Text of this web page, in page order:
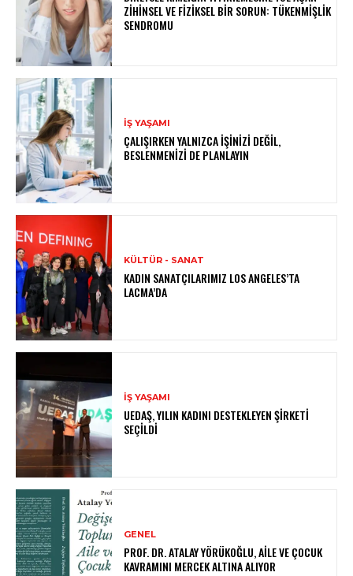
ZIHINSEL VE FIZIKSEL BIR SORUN: TÜKENMIŞLIK
SENDROMU
İŞ YAŞAMI
ÇALIŞIRKEN YALNIZCA İŞINIZI DEĞIL,
BESLENMENIZI DE PLANLAYIN
KÜLTÜR - SANAT
KADIN SANATÇILARIMIZ LOS ANGELES’TA
LACMA’DA
İŞ YAŞAMI
UEDAŞ, YILIN KADINI DESTEKLEYEN ŞIRKETI
SEÇILDI
GENEL
PROF. DR. ATALAY YÖRÜKOĞLU, AILE VE ÇOCUK
KAVRAMINI MERCEK ALTINA ALIYOR